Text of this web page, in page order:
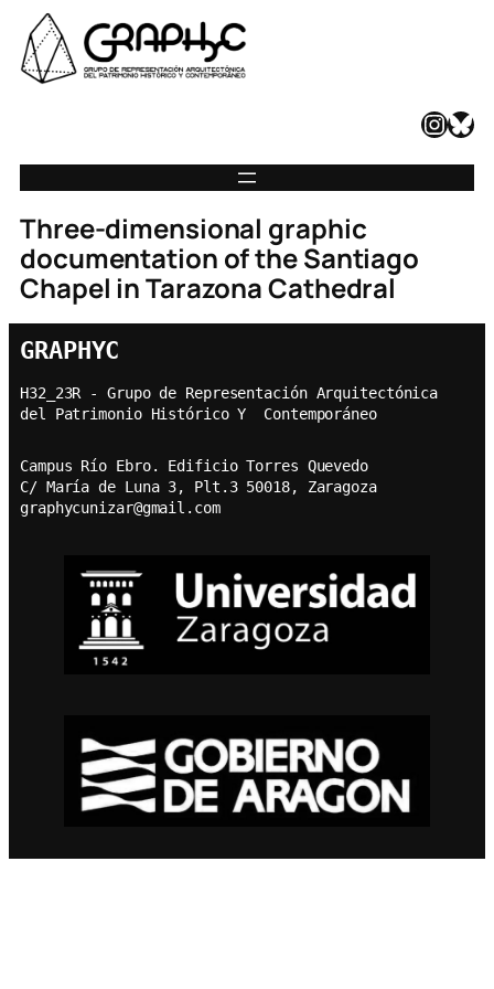
InstagramBluesky
Three-dimensional graphic
documentation of the Santiago
Chapel in Tarazona Cathedral
GRAPHYC
H32_23R - Grupo de Representación Arquitectónica
del Patrimonio Histórico Y  Contemporáneo
Campus Río Ebro. Edificio Torres Quevedo
C/ María de Luna 3, Plt.3 50018, Zaragoza
graphycunizar@gmail.com